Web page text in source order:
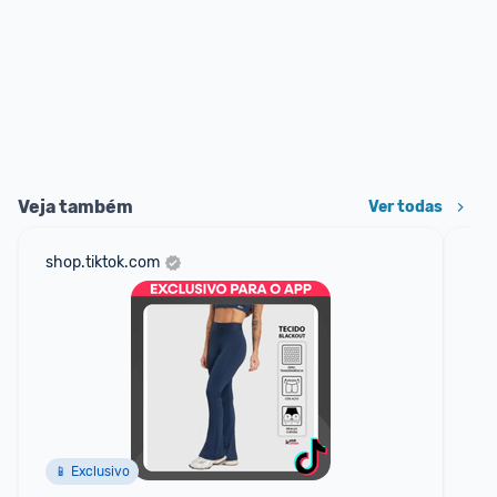
Veja também Ver todas
shop.tiktok.com
📱 Exclusivo